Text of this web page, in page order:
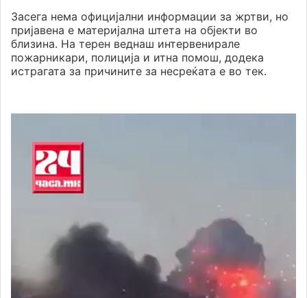
Засега нема официјални информации за жртви, но
пријавена е материјална штета на објекти во
близина. На терен веднаш интервенирале
пожарникари, полиција и итна помош, додека
истрагата за причините за несреќата е во тек.